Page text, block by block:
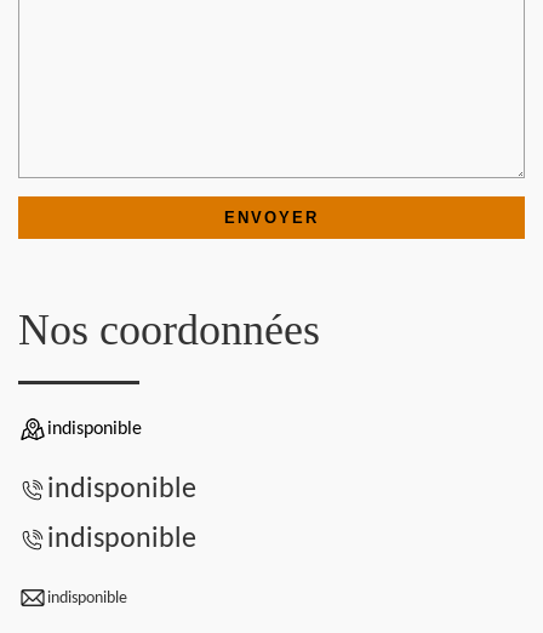
Nos coordonnées
indisponible
indisponible
indisponible
indisponible